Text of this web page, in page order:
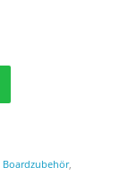
Boardzubehör,